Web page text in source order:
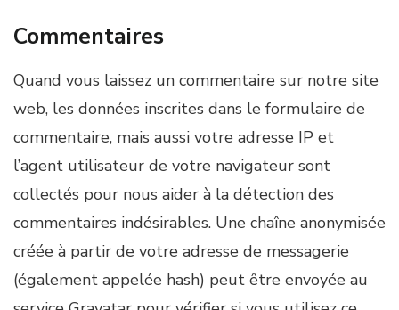
Commentaires
Quand vous laissez un commentaire sur notre site
web, les données inscrites dans le formulaire de
commentaire, mais aussi votre adresse IP et
l’agent utilisateur de votre navigateur sont
collectés pour nous aider à la détection des
commentaires indésirables. Une chaîne anonymisée
créée à partir de votre adresse de messagerie
(également appelée hash) peut être envoyée au